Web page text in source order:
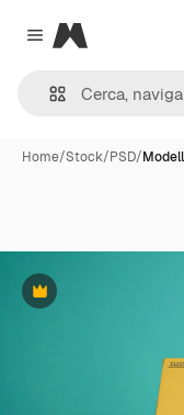
Close menu
Magnific
Home/Stock/PSD/
Premium